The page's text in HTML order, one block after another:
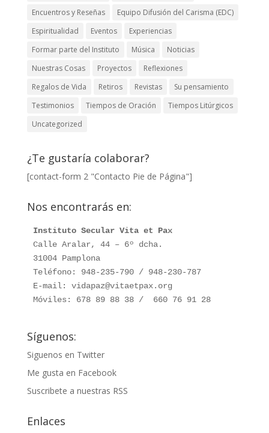
Encuentros y Reseñas
Equipo Difusión del Carisma (EDC)
Espiritualidad
Eventos
Experiencias
Formar parte del Instituto
Música
Noticias
Nuestras Cosas
Proyectos
Reflexiones
Regalos de Vida
Retiros Revistas
Su pensamiento
Testimonios
Tiempos de Oración
Tiempos Litúrgicos
Uncategorized
¿Te gustaría colaborar?
[contact-form 2 "Contacto Pie de Página"]
Nos encontrarás en:
Instituto Secular Vita et Pax
Calle Aralar, 44 – 6º dcha.
31004 Pamplona
Teléfono: 948-235-790 / 948-230-787
E-mail: vidapaz@vitaetpax.org
Móviles: 678 89 88 38 /  660 76 91 28
Síguenos:
Siguenos en Twitter
Me gusta en Facebook
Suscribete a nuestras RSS
Enlaces